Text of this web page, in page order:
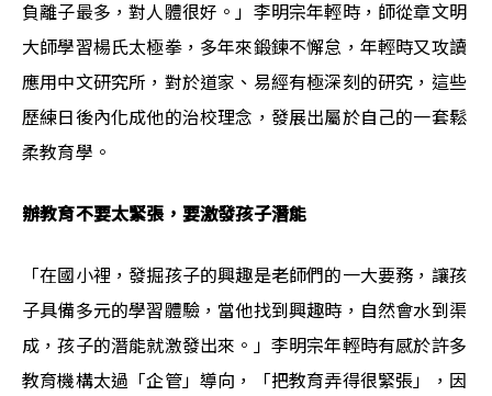
負離子最多，對人體很好。」李明宗年輕時，師從章文明
大師學習楊氏太極拳，多年來鍛鍊不懈怠，年輕時又攻讀
應用中文研究所，對於道家、易經有極深刻的研究，這些
歷練日後內化成他的治校理念，發展出屬於自己的一套鬆
柔教育學。
辦教育不要太緊張，要激發孩子潛能
「在國小裡，發掘孩子的興趣是老師們的一大要務，讓孩
子具備多元的學習體驗，當他找到興趣時，自然會水到渠
成，孩子的潛能就激發出來。」李明宗年輕時有感於許多
教育機構太過「企管」導向，「把教育弄得很緊張」，因